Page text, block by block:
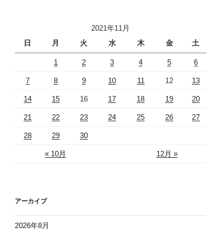
2021年11月
日
月 火 水 木 金 土
« 10月 12月 »
1 2 3 4 5 6
7 8 9 10 11 12 13
14 15 16 17 18 19 20
21 22 23 24 25 26 27
28 29 30
アーカイブ
2026年8月